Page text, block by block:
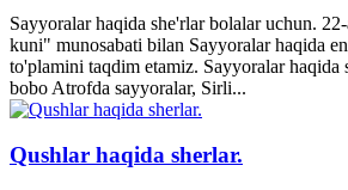
Sayyoralar haqida she'rlar bolalar uchun.
kuni" munosabati bilan Sayyoralar haqida
to'plamini taqdim etamiz. Sayyoralar haqida
bobo Atrofda sayyoralar, Sirli...
Qushlar haqida sherlar.